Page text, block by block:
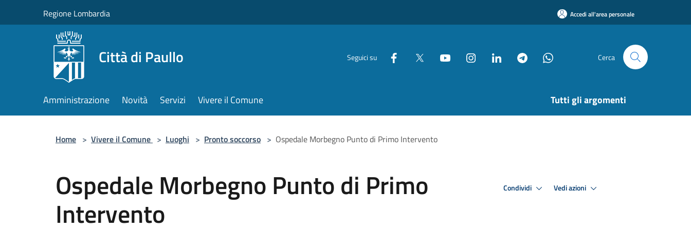
Regione Lombardia Accedi all'area personale
Città di Paullo Seguici su Cerca
Amministrazione Novità Servizi Vivere il Comune Tutti gli argomenti
Home > Vivere il Comune > Luoghi > Pronto soccorso > Ospedale Morbegno Punto di Primo Intervento
Ospedale Morbegno Punto di Primo
Intervento
Condividi Vedi azioni